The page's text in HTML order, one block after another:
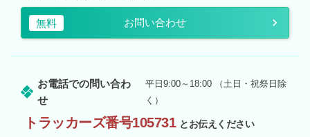
無料 お問い合わせ
お電話での問い合わ
せ
平日9:00～18:00 （土日・祝祭日除
く）
トラッカーズ番号105731 とお伝えください